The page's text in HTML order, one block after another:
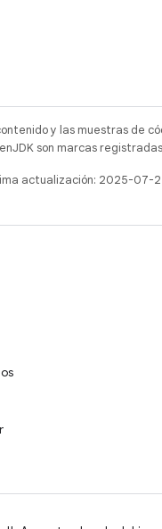
y las muestras de
son marcas
actualización: 2025-07-